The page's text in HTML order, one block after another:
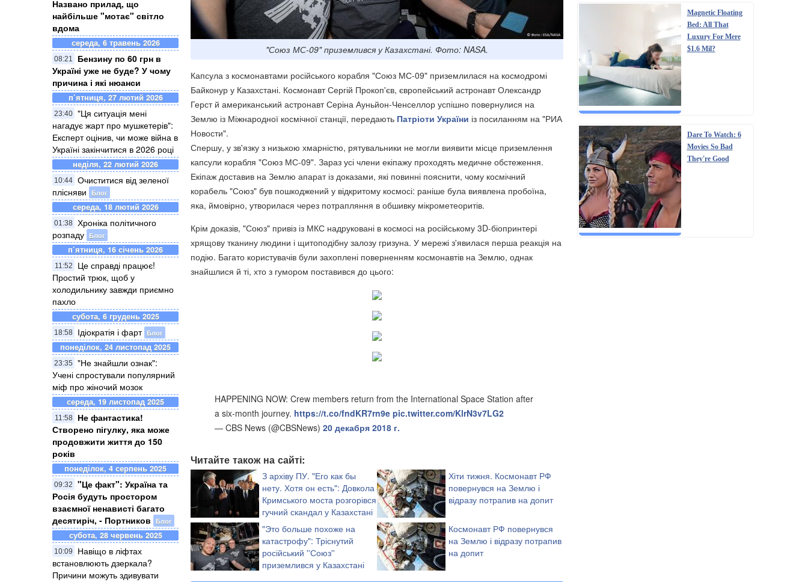
Названо прилад, що
найбільше "мотає" світло
вдома
середа, 6 травень 2026
08:21
Бензину по 60 грн в
Україні уже не буде? У чому
причина і які нюанси
п’ятниця, 27 лютий 2026
23:40 "Ця ситуація мені
нагадує жарт про мушкетерів":
Експерт оцінив, чи може війна в
Україні закінчитися в 2026 році
неділя, 22 лютий 2026
10:44 Очиститися від зеленої
плісняви
Блог
середа, 18 лютий 2026
01:38 Хроніка політичного
розпаду Блог
п’ятниця, 16 січень 2026
11:52
Це справді працює!
Простий трюк, щоб у
холодильнику завжди приємно
пахло
субота, 6 грудень 2025
18:58 Ідіократія і фарт Блог
понеділок, 24 листопад 2025
23:35
"Не знайшли ознак":
Учені спростували популярний
міф про жіночий мозок
середа, 19 листопад 2025
11:58
Не фантастика!
Створено пігулку, яка може
продовжити життя до 150
років
понеділок, 4 серпень 2025
09:32
"Це факт": Україна та
Росія будуть простором
взаємної ненависті багато
десятиріч, - Портников
Блог
субота, 28 червень 2025
10:09
Навіщо в ліфтах
встановлюють дзеркала?
Причини можуть здивувати
"Союз МС-09" приземлився у Казахстані. Фото: NASA.
Капсула з космонавтами російського корабля "Союз МС-09" приземлилася на космодромі
Байконур у Казахстані. Космонавт Сергій Прокоп'єв, європейський астронавт Олександр
Герст й американський астронавт Серіна Ауньйон-Ченселлор успішно повернулися на
Землю із Міжнародної космічної станції, передають Патріоти України із посиланням на "РИА
Новости".
Спершу, у зв'язку з низькою хмарністю, рятувальники не могли виявити місце приземлення
капсули корабля "Союз МС-09". Зараз усі члени екіпажу проходять медичне обстеження.
Екіпаж доставив на Землю апарат із доказами, які повинні пояснити, чому космічний
корабель "Союз" був пошкоджений у відкритому космосі: раніше була виявлена пробоїна,
яка, ймовірно, утворилася через потрапляння в обшивку мікрометеоритів.
Крім доказів, "Союз" привіз із МКС надруковані в космосі на російському 3D-біопринтері
хрящову тканину людини і щитоподібну залозу гризуна. У мережі з'явилася перша реакція на
подію. Багато користувачів були захоплені поверненням космонавтів на Землю, однак
знайшлися й ті, хто з гумором поставився до цього:
HAPPENING NOW: Crew members return from the International Space Station after
a six-month journey. https://t.co/fndKR7rn9e pic.twitter.com/KlrN3v7LG2
— CBS News (@CBSNews) 20 декабря 2018 г.
Читайте також на сайті:
З архіву ПУ. "Его как бы
нету. Хотя он есть": Довкола
Кримського моста розгорівся
гучний скандал у Казахстані
Хіти тижня. Космонавт РФ
повернувся на Землю і
відразу потрапив на допит
"Это больше похоже на
катастрофу": Тріснутий
російський ''Союз''
приземлився у Казахстані
Космонавт РФ повернувся
на Землю і відразу потрапив
на допит
Magnetic Floating
Bed: All That
Luxury For Mere
$1.6 Mil?
Dare To Watch: 6
Movies So Bad
They're Good